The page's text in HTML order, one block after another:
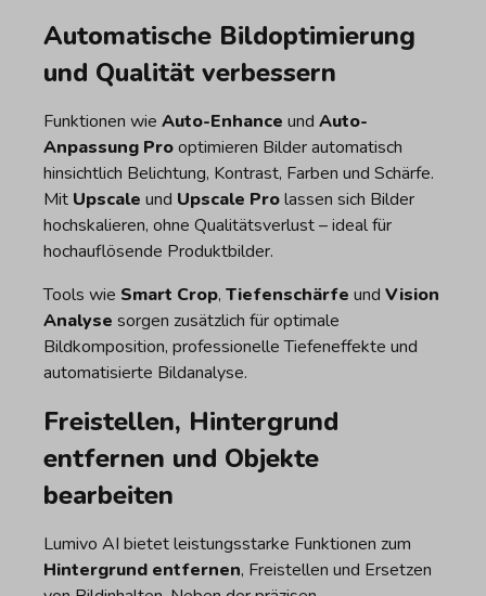
Automatische Bildoptimierung
und Qualität verbessern
Funktionen wie Auto-Enhance und Auto-
Anpassung Prooptimieren Bilder automatisch
hinsichtlich Belichtung, Kontrast, Farben und Schärfe.
Mit Upscale und Upscale Prolassen sich Bilder
hochskalieren, ohne Qualitätsverlust – ideal für
hochauflösende Produktbilder.
Tools wie Smart Crop, Tiefenschärfe und Vision
Analyse sorgen zusätzlich für optimale
Bildkomposition, professionelle Tiefeneffekte und
automatisierte Bildanalyse.
Freistellen, Hintergrund
entfernen und Objekte
bearbeiten
Lumivo AI bietet leistungsstarke Funktionen zum
Hintergrund entfernen, Freistellen und Ersetzen